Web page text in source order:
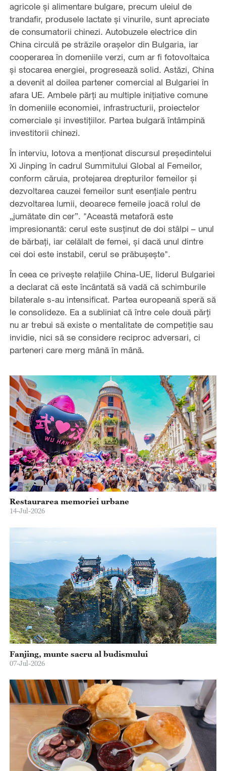
agricole și alimentare bulgare, precum uleiul de
trandafir, produsele lactate și vinurile, sunt apreciate
de consumatorii chinezi. Autobuzele electrice din
China circulă pe străzile orașelor din Bulgaria, iar
cooperarea în domeniile verzi, cum ar fi fotovoltaica
și stocarea energiei, progresează solid. Astăzi, China
a devenit al doilea partener comercial al Bulgariei în
afara UE. Ambele părți au multiple inițiative comune
în domeniile economiei, infrastructurii, proiectelor
comerciale și investițiilor. Partea bulgară întâmpină
investitorii chinezi.
În interviu, Iotova a menționat discursul președintelui
Xi Jinping în cadrul Summitului Global al Femeilor,
conform căruia, protejarea drepturilor femeilor și
dezvoltarea cauzei femeilor sunt esențiale pentru
dezvoltarea lumii, deoarece femeile joacă rolul de
„jumătate din cer”. "Această metaforă este
impresionantă: cerul este susținut de doi stâlpi – unul
de bărbați, iar celălalt de femei, și dacă unul dintre
cei doi este instabil, cerul se prăbușește".
În ceea ce privește relațiile China-UE, liderul Bulgariei
a declarat că este încântată să vadă că schimburile
bilaterale s-au intensificat. Partea europeană speră să
le consolideze. Ea a subliniat că între cele două părți
nu ar trebui să existe o mentalitate de competiție sau
invidie, nici să se considere reciproc adversari, ci
parteneri care merg mână în mână.
Restaurarea memoriei urbane
14-Jul-2026
Fanjing, munte sacru al budismului
07-Jul-2026